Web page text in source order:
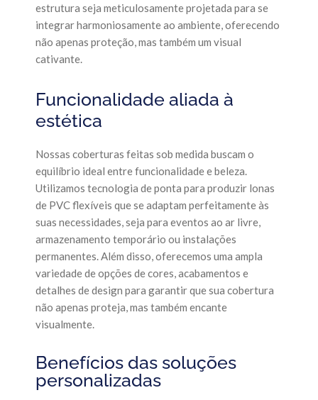
estrutura seja meticulosamente projetada para se
integrar harmoniosamente ao ambiente, oferecendo
não apenas proteção, mas também um visual
cativante.
Funcionalidade aliada à
estética
Nossas coberturas feitas sob medida buscam o
equilíbrio ideal entre funcionalidade e beleza.
Utilizamos tecnologia de ponta para produzir lonas
de PVC flexíveis que se adaptam perfeitamente às
suas necessidades, seja para eventos ao ar livre,
armazenamento temporário ou instalações
permanentes. Além disso, oferecemos uma ampla
variedade de opções de cores, acabamentos e
detalhes de design para garantir que sua cobertura
não apenas proteja, mas também encante
visualmente.
Benefícios das soluções
personalizadas